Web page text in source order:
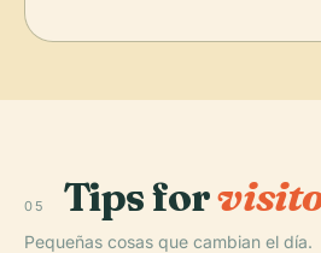
05 Tips for
Pequeñas cosas que cambian el día.